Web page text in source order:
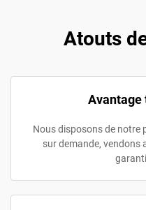
Atouts
Avantage
Nous disposons de notre
sur demande, vendons